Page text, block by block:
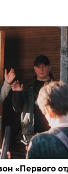
«Первого